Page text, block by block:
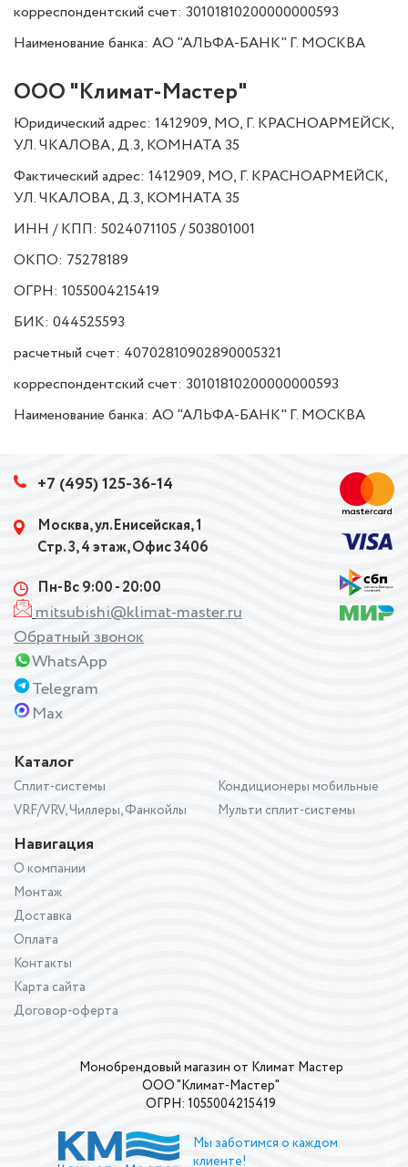
корреспондентский счет: 30101810200000000593
Наименование банка: АО "АЛЬФА-БАНК" Г. МОСКВА
ООО "Климат-Мастер"
Юридический адрес: 1412909, МО, Г. КРАСНОАРМЕЙСК,
УЛ. ЧКАЛОВА, Д.3, КОМНАТА 35
Фактический адрес: 1412909, МО, Г. КРАСНОАРМЕЙСК,
УЛ. ЧКАЛОВА, Д.3, КОМНАТА 35
ИНН / КПП: 5024071105 / 503801001
ОКПО: 75278189
ОГРН: 1055004215419
БИК: 044525593
расчетный счет: 40702810902890005321
корреспондентский счет: 30101810200000000593
Наименование банка: АО "АЛЬФА-БАНК" Г. МОСКВА
Каталог
Сплит-системы
VRF/VRV, Чиллеры, Фанкойлы
Кондиционеры мобильные
Мульти сплит-системы
Навигация
О компании
Монтаж
Доставка
Оплата
Контакты
Карта сайта
Договор-оферта
+7 (495) 125-36-14
Москва, ул.Енисейская, 1
Стр. 3, 4 этаж, Офис 3406
Пн-Вс 9:00 - 20:00
mitsubishi@klimat-master.ru
Обратный звонок
WhatsApp
Telegram
Max
Монобрендовый магазин от Климат Мастер
ООО "Климат-Мастер"
ОГРН: 1055004215419
Мы заботимся о каждом
клиенте!